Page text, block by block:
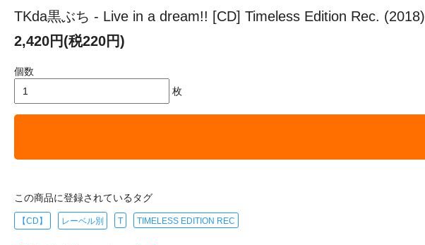
TKda黒ぶち - Live in a dream!! [CD] Timeless Edition Rec. (2018)
2,420円(税220円)
個数
枚
この商品に登録されているタグ
【CD】 レーベル別 T TIMELESS EDITION REC